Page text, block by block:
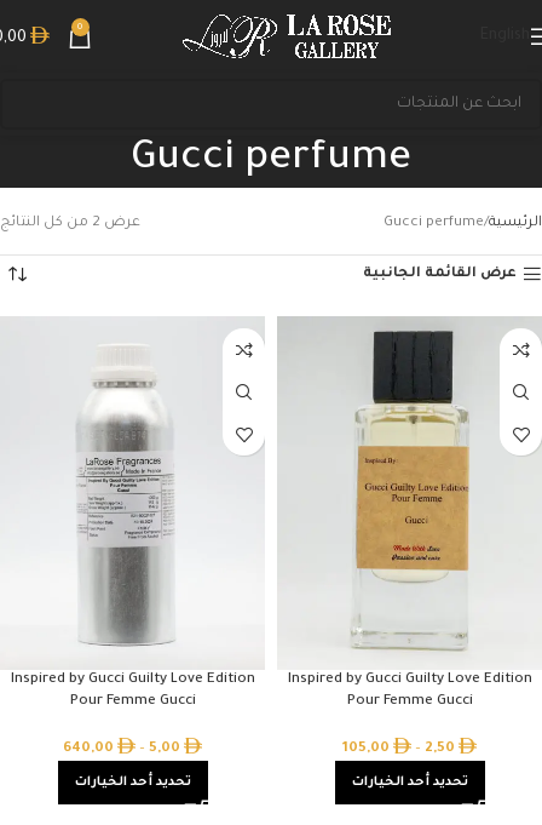
0
Gucci perfume
الرئيسية Gucci perfume عرض ⁦2⁩ من كل النتائج
عرض القائمة الجانبية
Inspired by Gucci Guilty Love Edition
Pour Femme Gucci
2,50
–
105,00
تحديد أحد الخيارات
Inspired by Gucci Guilty Love Edition
Pour Femme Gucci
5,00
–
640,00
تحديد أحد الخيارات